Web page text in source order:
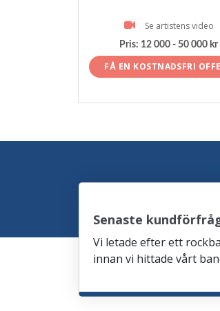
Se artistens video
Pris: 12 000 - 50 000 kr
FÅ EN KOSTNADSFRI
Senaste
Vi letade efter ett
innan vi hittade vårt